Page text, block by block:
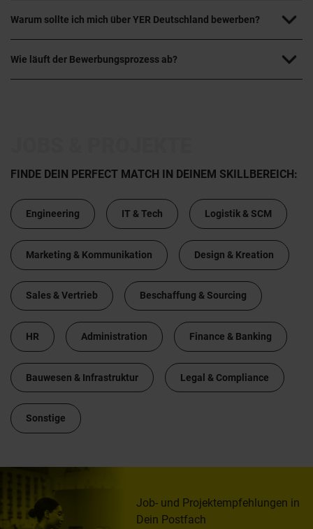
Warum sollte ich mich über YER Deutschland bewerben?
Wie läuft der Bewerbungsprozess ab?
FINDE DEIN PERFECT MATCH IN DEINEM SKILLBEREICH:
Engineering IT & Tech Logistik & SCM
Marketing & Kommunikation Design & Kreation
Sales & Vertrieb Beschaffung & Sourcing
HR Administration Finance & Banking
Bauwesen & Infrastruktur Legal & Compliance
Sonstige
Job- und Projektempfehlungen in
Dein Postfach